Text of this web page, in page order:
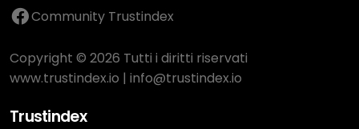
Community Trustindex
Copyright © 2026 Tutti i diritti riservati
www.trustindex.io | info@trustindex.io
Trustindex